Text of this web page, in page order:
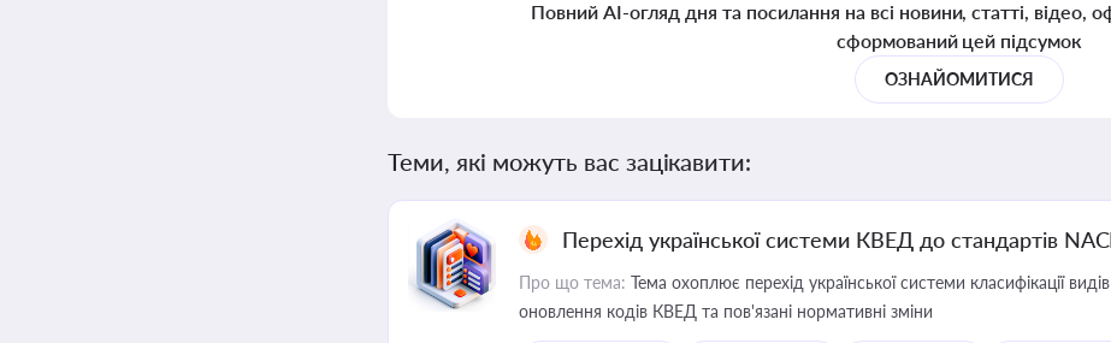
Повний AI-огляд дня та посилання на всі новини, статті, відео,
сформований цей підсумок
ОЗНАЙОМИТИСЯ
Теми, які можуть вас зацікавити:
Перехід української системи КВЕД до стандартів
Про що тема: Тема охоплює перехід української системи класифікації
оновлення кодів КВЕД та пов'язані нормативні зміни